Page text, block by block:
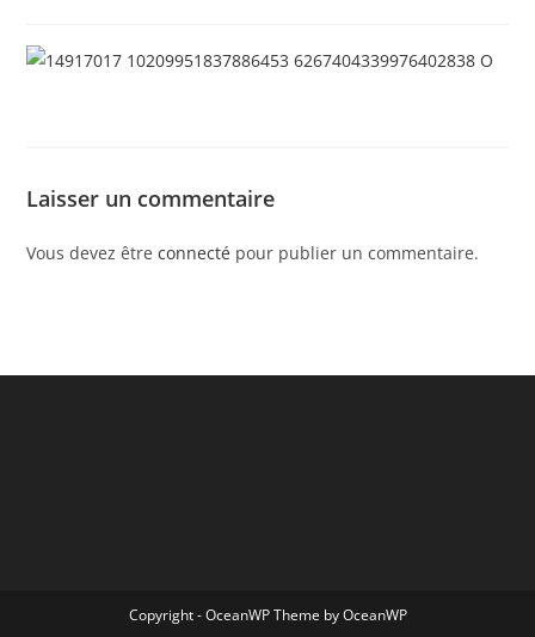
Laisser un commentaire
Vous devez êtreconnecté pour publier un commentaire.
Copyright - OceanWP Theme by OceanWP